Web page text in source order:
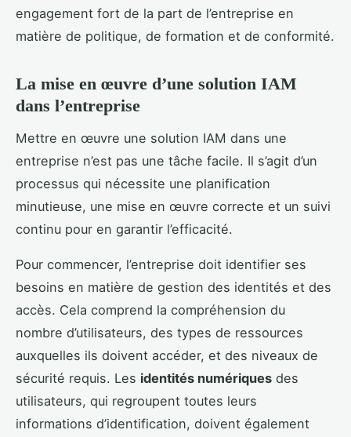
engagement fort de la part de l’entreprise en
matière de politique, de formation et de conformité.
La mise en œuvre d’une solution IAM
dans l’entreprise
Mettre en œuvre une solution IAM dans une
entreprise n’est pas une tâche facile. Il s’agit d’un
processus qui nécessite une planification
minutieuse, une mise en œuvre correcte et un suivi
continu pour en garantir l’efficacité.
Pour commencer, l’entreprise doit identifier ses
besoins en matière de gestion des identités et des
accès. Cela comprend la compréhension du
nombre d’utilisateurs, des types de ressources
auxquelles ils doivent accéder, et des niveaux de
sécurité requis. Les identités numériques des
utilisateurs, qui regroupent toutes leurs
informations d’identification, doivent également